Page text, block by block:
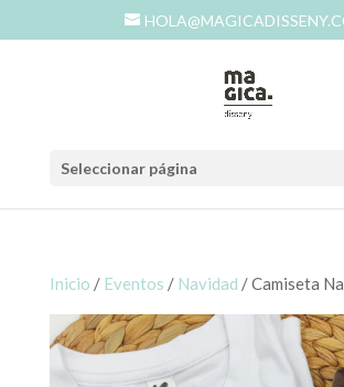
Seleccionar página
Inicio / Eventos / Navidad / Camiseta